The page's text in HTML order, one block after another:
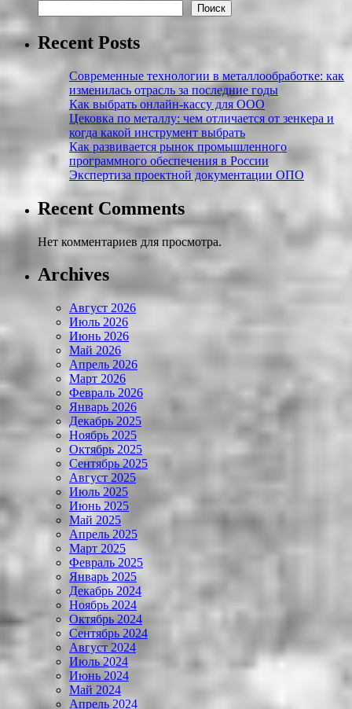
Поиск
Recent Posts
Современные технологии в металлообработке: как
изменилась отрасль за последние годы
Как выбрать онлайн-кассу для ООО
Цековка по металлу: чем отличается от зенкера и
когда какой инструмент выбрать
Как развивается рынок промышленного
программного обеспечения в России
Экспертиза проектной документации ОПО
Recent Comments
Нет комментариев для просмотра.
Archives
Август 2026
Июль 2026
Июнь 2026
Май 2026
Апрель 2026
Март 2026
Февраль 2026
Январь 2026
Декабрь 2025
Ноябрь 2025
Октябрь 2025
Сентябрь 2025
Август 2025
Июль 2025
Июнь 2025
Май 2025
Апрель 2025
Март 2025
Февраль 2025
Январь 2025
Декабрь 2024
Ноябрь 2024
Октябрь 2024
Сентябрь 2024
Август 2024
Июль 2024
Июнь 2024
Май 2024
Апрель 2024